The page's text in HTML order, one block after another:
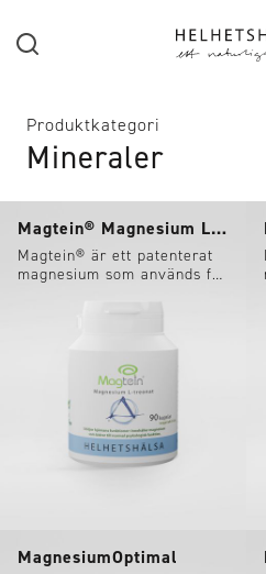
Sök
Produktkategori
Mineraler
Magtein® Magnesium L-treonat
Magtein® är ett patenterat
magnesium som används för
MagnesiumOptimal